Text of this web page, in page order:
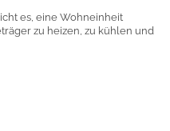
es, eine Wohneinheit
zu heizen, zu kühlen und